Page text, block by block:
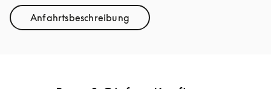
AnfahrtsbeschreibungLink Opens in New Tab